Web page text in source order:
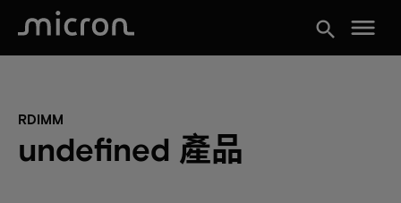
search menu
RDIMM
undefined 產品